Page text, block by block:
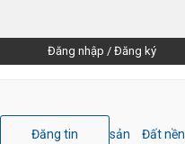
Đăng nhập / Đăng ký
Đăng tin
sản
Đất nền